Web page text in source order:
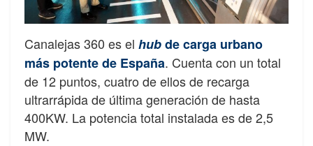
Canalejas 360 es el hubde carga urbano
más potente de España. Cuenta con un total
de 12 puntos, cuatro de ellos de recarga
ultrarrápida de última generación de hasta
400KW. La potencia total instalada es de 2,5
MW.